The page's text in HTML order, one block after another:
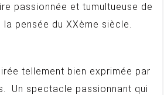
passionnée et tumultueuse de
pensée du XXème siècle.
tellement bien exprimée par
Un spectacle passionnant qui